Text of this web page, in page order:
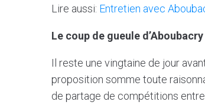
Lire aussi: Entretien avec
Le coup de gueule
Il reste une vingtaine de jour
proposition somme toute
de partage de compétitions